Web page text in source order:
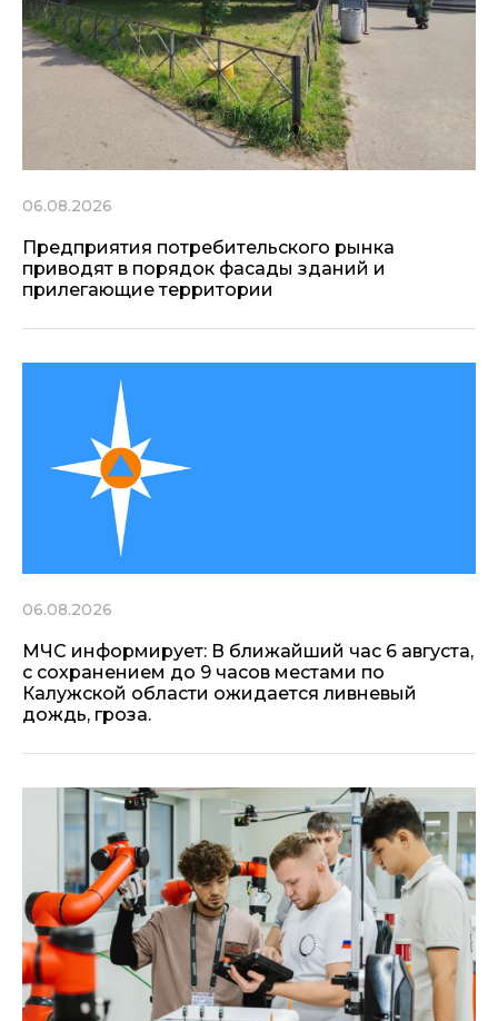
06.08.2026
Предприятия потребительского рынка
приводят в порядок фасады зданий и
прилегающие территории
06.08.2026
МЧС информирует: В ближайший час 6 августа,
с сохранением до 9 часов местами по
Калужской области ожидается ливневый
дождь, гроза.